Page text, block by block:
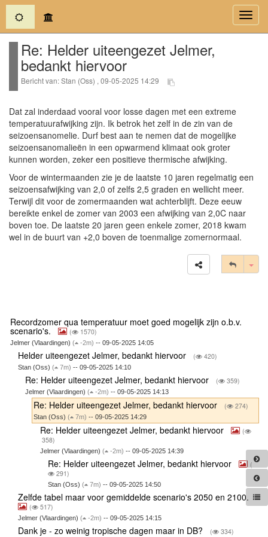
(current)
Re: Helder uiteengezet Jelmer,
bedankt hiervoor
Bericht van: Stan (Oss) , 09-05-2025 14:29
Dat zal inderdaad vooral voor losse dagen met een extreme
temperatuurafwijking zijn. Ik betrok het zelf in de zin van de
seizoensanomelie. Durf best aan te nemen dat de mogelijke
seizoensanomalieën in een opwarmend klimaat ook groter
kunnen worden, zeker een positieve thermische afwijking.
Voor de wintermaanden zie je de laatste 10 jaren regelmatig een
seizoensafwijking van 2,0 of zelfs 2,5 graden en wellicht meer.
Terwijl dit voor de zomermaanden wat achterblijft. Deze eeuw
bereikte enkel de zomer van 2003 een afwijking van 2,0C naar
boven toe. De laatste 20 jaren geen enkele zomer, 2018 kwam
wel in de buurt van +2,0 boven de toenmalige zomernormaal.
Recordzomer qua temperatuur moet goed mogelijk zijn o.b.v.
scenario's. ( 1570)
Jelmer (Vlaardingen) ( -2m) -- 09-05-2025 14:05
Helder uiteengezet Jelmer, bedankt hiervoor ( 420)
Stan (Oss) ( 7m) -- 09-05-2025 14:10
Re: Helder uiteengezet Jelmer, bedankt hiervoor ( 359)
Jelmer (Vlaardingen)( -2m) -- 09-05-2025 14:13
Re: Helder uiteengezet Jelmer, bedankt hiervoor ( 274)
Stan (Oss) ( 7m) -- 09-05-2025 14:29
Re: Helder uiteengezet Jelmer, bedankt hiervoor
(
358)
Jelmer (Vlaardingen)( -2m) -- 09-05-2025 14:39
Re: Helder uiteengezet Jelmer, bedankt hiervoor
(
291)
Stan (Oss) ( 7m) -- 09-05-2025 14:50
Zelfde tabel maar voor gemiddelde scenario's 2050 en 2100.
( 517)
Jelmer (Vlaardingen) ( -2m) -- 09-05-2025 14:15
Dank je - zo weinig tropische dagen maar in DB? ( 334)